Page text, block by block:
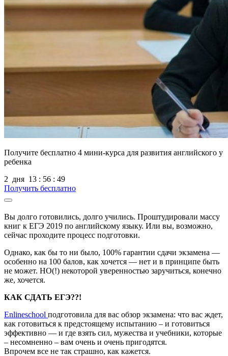
Получите бесплатно 4 мини-курса для развития английского у
ребенка
2 дня 13 : 56 : 48
Получить бесплатно
Вы долго готовились, долго учились. Проштудировали массу
книг к ЕГЭ 2019 по английскому языку. Или вы, возможно,
сейчас проходите процесс подготовки.
Однако, как бы то ни было, 100% гарантии сдачи экзамена —
особенно на 100 балов, как хочется — нет и в принципе быть
не может. НО(!) некоторой уверенностью заручиться, конечно
же, хочется.
КАК СДАТЬ ЕГЭ??!
Enlineschool подготовила для вас обзор экзамена: что вас ждет,
как готовиться к предстоящему испытанию – и готовиться
эффективно — и где взять сил, мужества и учебники, которые
– несомненно – вам очень и очень пригодятся.
Впрочем все не так страшно, как кажется.